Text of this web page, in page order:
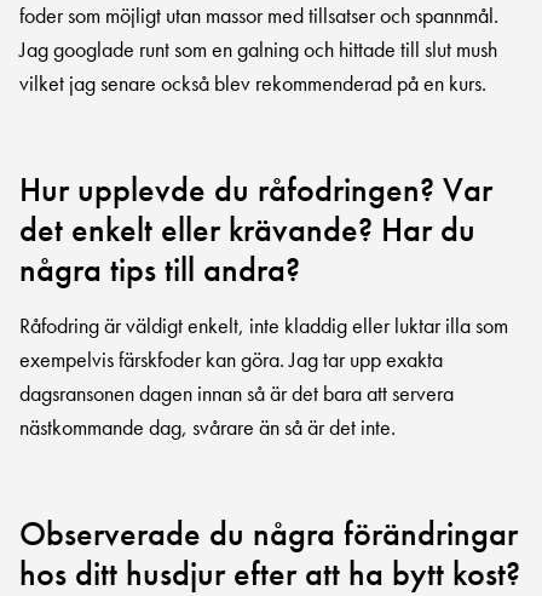
foder som möjligt utan massor med tillsatser och spannmål.
Jag googlade runt som en galning och hittade till slut mush
vilket jag senare också blev rekommenderad på en kurs.
Hur upplevde du råfodringen? Var
det enkelt eller krävande? Har du
några tips till andra?
Råfodring är väldigt enkelt, inte kladdig eller luktar illa som
exempelvis färskfoder kan göra. Jag tar upp exakta
dagsransonen dagen innan så är det bara att servera
nästkommande dag, svårare än så är det inte.
Observerade du några förändringar
hos ditt husdjur efter att ha bytt kost?